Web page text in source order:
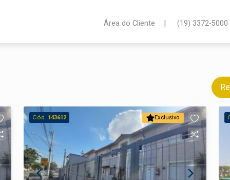
Área do Cliente | (19) 3372-5000
Exclusivo
Cód. 143612